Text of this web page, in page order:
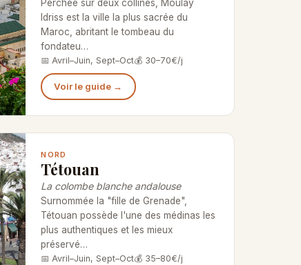
Perchée sur deux collines, Moulay
Idriss est la ville la plus sacrée du
Maroc, abritant le tombeau du
fondateu…
📅 Avril–Juin, Sept–Oct💰 30–70€/j
Voir le guide →
NORD
Tétouan
La colombe blanche andalouse
Surnommée la "fille de Grenade",
Tétouan possède l'une des médinas les
plus authentiques et les mieux
préservé…
📅 Avril–Juin, Sept–Oct💰 35–80€/j